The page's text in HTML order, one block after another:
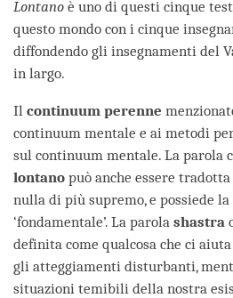
Lontano è uno di questi cinque
questo mondo con i cinque
diffondendo gli insegnamenti del
in largo.
Il continuum perenne
continuum mentale e ai metodi
sul continuum mentale. La parola
lontano può anche essere tradotta
nulla di più supremo, e possiede
‘fondamentale’. La parola shastra
definita come qualcosa che ci
gli atteggiamenti disturbanti,
situazioni temibili della nostra